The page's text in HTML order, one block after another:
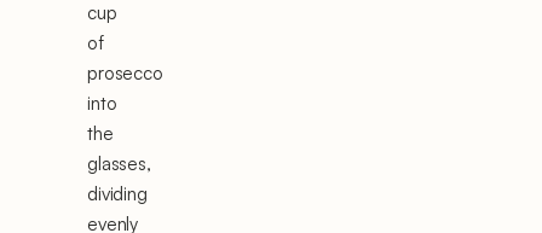
cup
of
prosecco
into
the
glasses,
dividing
evenly